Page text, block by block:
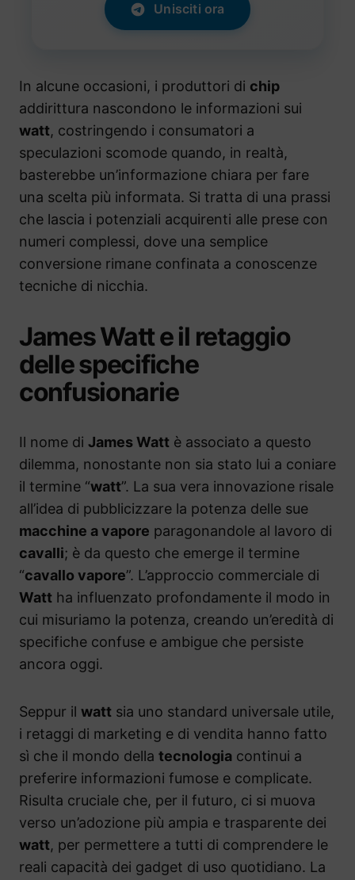
Unisciti ora
In alcune occasioni, i produttori di chip
addirittura nascondono le informazioni sui
watt, costringendo i consumatori a
speculazioni scomode quando, in realtà,
basterebbe un’informazione chiara per fare
una scelta più informata. Si tratta di una prassi
che lascia i potenziali acquirenti alle prese con
numeri complessi, dove una semplice
conversione rimane confinata a conoscenze
tecniche di nicchia.
James Watt e il retaggio
delle specifiche
confusionarie
Il nome di James Watt è associato a questo
dilemma, nonostante non sia stato lui a coniare
il termine “watt”. La sua vera innovazione risale
all’idea di pubblicizzare la potenza delle sue
macchine a vapore paragonandole al lavoro di
cavalli; è da questo che emerge il termine
“cavallo vapore”. L’approccio commerciale di
Watt ha influenzato profondamente il modo in
cui misuriamo la potenza, creando un’eredità di
specifiche confuse e ambigue che persiste
ancora oggi.
Seppur il watt sia uno standard universale utile,
i retaggi di marketing e di vendita hanno fatto
sì che il mondo della tecnologia continui a
preferire informazioni fumose e complicate.
Risulta cruciale che, per il futuro, ci si muova
verso un’adozione più ampia e trasparente dei
watt, per permettere a tutti di comprendere le
reali capacità dei gadget di uso quotidiano. La